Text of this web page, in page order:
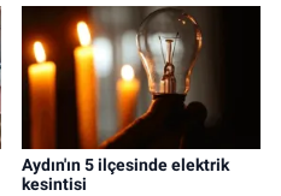
Aydın'ın 5 ilçesinde elektrik
kesintisi